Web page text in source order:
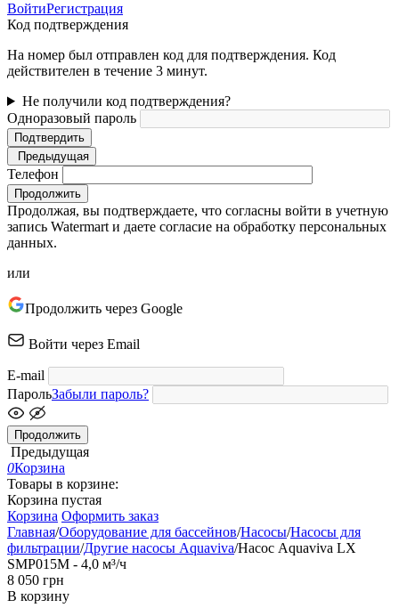
ВойтиРегистрация
Код подтверждения
На номер был отправлен код для подтверждения. Код
действителен в течение 3 минут.
Не получили код подтверждения?
Одноразовый пароль
Подтвердить
Предыдущая
Телефон
Продолжить
Продолжая, вы подтверждаете, что согласны войти в учетную
запись Watermart и даете согласие на обработку персональных
данных.
или
Продолжить через Google
Войти через Email
E-mail
ПарольЗабыли пароль?
Продолжить
Предыдущая
0Корзина
Товары в корзине:
Корзина пустая
Корзина Оформить заказ
Главная/Оборудование для бассейнов/Насосы/Насосы для
фильтрации/Другие насосы Aquaviva/Насос Aquaviva LX
SMP015M - 4,0 м³/ч
‍8 050‍ грн
В корзину